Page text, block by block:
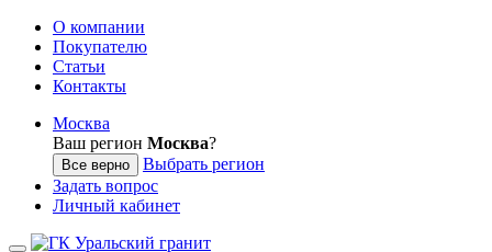
О компании
Покупателю
Статьи
Контакты
Москва
Ваш регион Москва?
Все верно
Выбрать регион
Задать вопрос
Личный кабинет